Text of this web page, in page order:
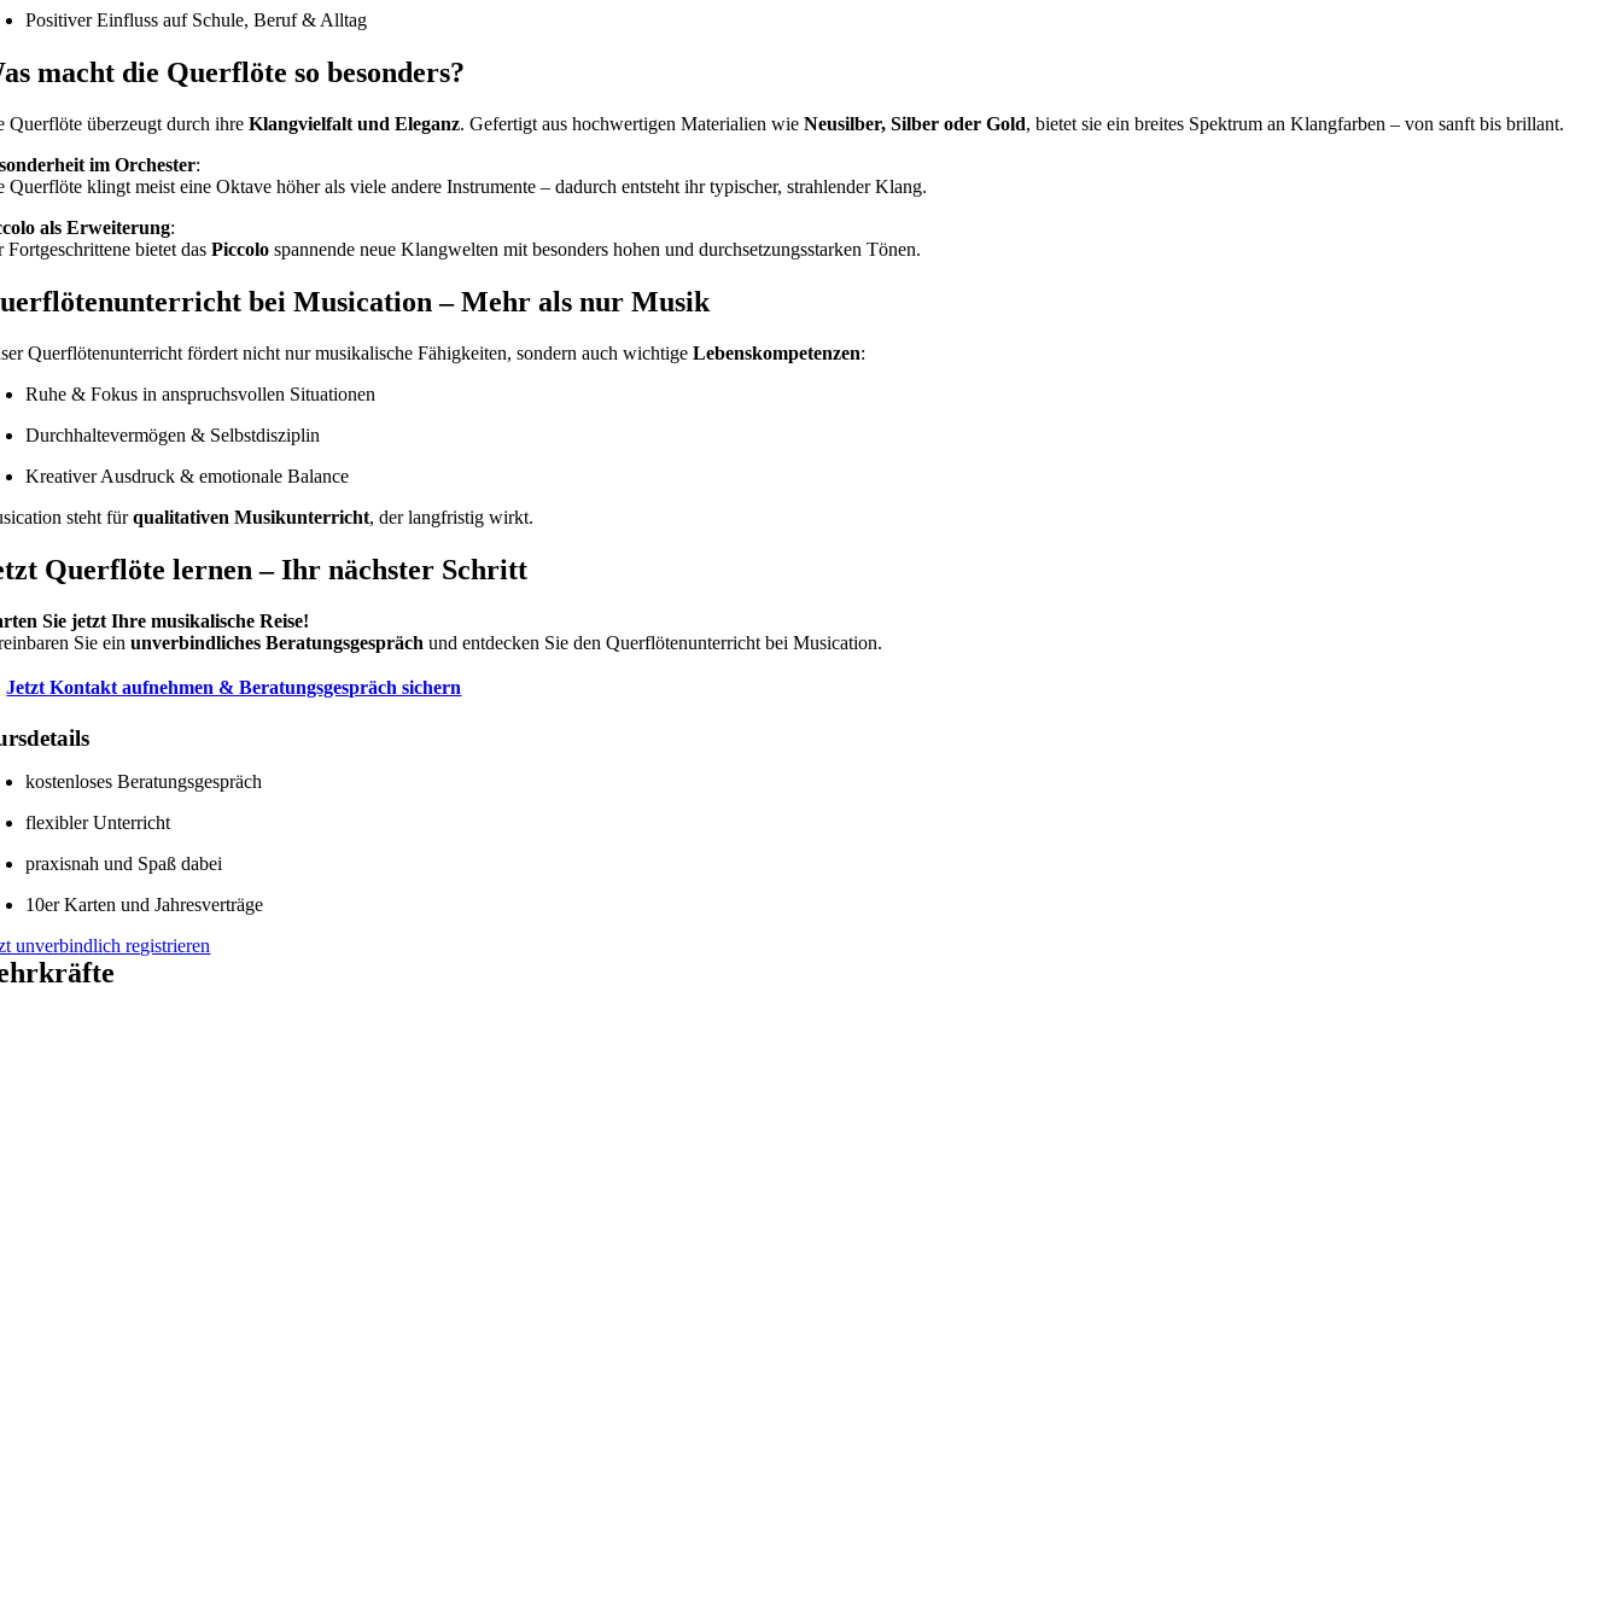
Positiver Einfluss auf Schule, Beruf & Alltag
macht die Querflöte so besonders?
Querflöte überzeugt durch ihreKlangvielfalt und Eleganz. Gefertigt aus hochwertigen Materialien wieNeusilber, Silber oder Gold, bietet sie ein breites Spektrum an Klangfarben – von sanft bis brillant.
im Orchester:
Querflöte klingt meist eine Oktave höher als viele andere Instrumente – dadurch entsteht ihr typischer, strahlender Klang.
als Erweiterung:
Fortgeschrittene bietet dasPiccolo spannende neue Klangwelten mit besonders hohen und durchsetzungsstarken Tönen.
bei Musication – Mehr als nur Musik
Querflötenunterricht fördert nicht nur musikalische Fähigkeiten, sondern auch wichtigeLebenskompetenzen:
Ruhe & Fokus in anspruchsvollen Situationen
Durchhaltevermögen & Selbstdisziplin
Kreativer Ausdruck & emotionale Balance
steht fürqualitativen Musikunterricht, der langfristig wirkt.
Querflöte lernen – Ihr nächster Schritt
Sie jetzt Ihre musikalische Reise!
Sie einunverbindliches Beratungsgespräch und entdecken Sie den Querflötenunterricht bei Musication.
Jetzt Kontakt aufnehmen & Beratungsgespräch sichern
kostenloses Beratungsgespräch
flexibler Unterricht
praxisnah und Spaß dabei
10er Karten und Jahresverträge
unverbindlich registrieren